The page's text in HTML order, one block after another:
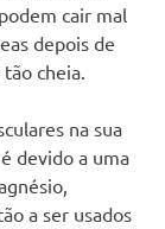
cair mal
depois de
cheia.
na sua
devido a uma
a ser usados